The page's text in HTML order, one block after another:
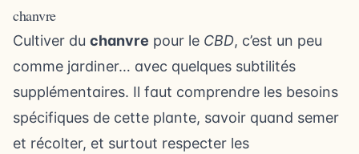
chanvre
Cultiver du chanvre pour le CBD, c’est un peu
comme jardiner… avec quelques subtilités
supplémentaires. Il faut comprendre les besoins
spécifiques de cette plante, savoir quand semer
et récolter, et surtout respecter les